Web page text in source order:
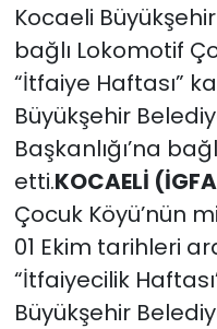
Kocaeli
bağlı Lokomotif
“İtfaiye Haftası”
Büyükşehir
Başkanlığı’na
etti.KOCAELİ
Çocuk Köyü’nün
01 Ekim tarihleri
“İtfaiyecilik
Büyükşehir